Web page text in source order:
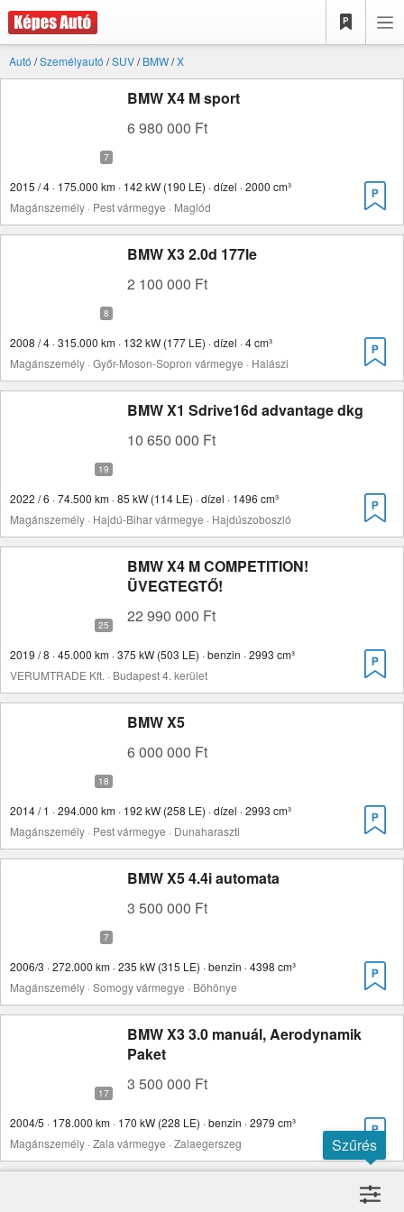
Autó /Személyautó /SUV/BMW/X
BMW X4 M sport
6 980 000 Ft
2015 / 4 · 175.000 km · 142 kW (190 LE) · dízel · 2000 cm³
Magánszemély · Pest vármegye · Maglód
BMW X3 2.0d 177le
2 100 000 Ft
2008 / 4 · 315.000 km · 132 kW (177 LE) · dízel · 4 cm³
Magánszemély · Győr-Moson-Sopron vármegye · Halászi
BMW X1 Sdrive16d advantage dkg
10 650 000 Ft
2022 / 6 · 74.500 km · 85 kW (114 LE) · dízel · 1496 cm³
Magánszemély · Hajdú-Bihar vármegye · Hajdúszoboszló
BMW X4 M COMPETITION!
ÜVEGTEGTŐ!
22 990 000 Ft
2019 / 8 · 45.000 km · 375 kW (503 LE) · benzin · 2993 cm³
VERUMTRADE Kft. · Budapest 4. kerület
BMW X5
6 000 000 Ft
2014 / 1 · 294.000 km · 192 kW (258 LE) · dízel · 2993 cm³
Magánszemély · Pest vármegye · Dunaharaszti
BMW X5 4.4i automata
3 500 000 Ft
2006/3 · 272.000 km · 235 kW (315 LE) · benzin · 4398 cm³
Magánszemély · Somogy vármegye · Böhönye
BMW X3 3.0 manuál, Aerodynamik
Paket
3 500 000 Ft
2004/5 · 178.000 km · 170 kW (228 LE) · benzin · 2979 cm³
Magánszemély · Zala vármegye · Zalaegerszeg
Szűrés